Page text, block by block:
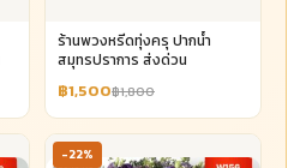
ร้านพวงหรีดทุ่งครุ ปากน้ำ
สมุทรปราการ ส่งด่วน
฿1,500฿1,800
-22%